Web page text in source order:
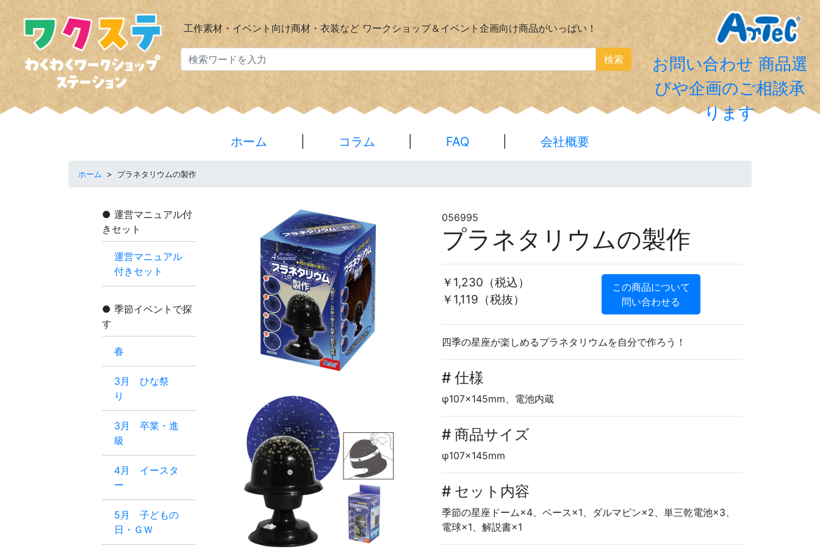
工作素材・イベント向け商材・衣装など ワークショップ＆イベント企画向け商品がいっぱい！
検索 お問い合わせ 商品選
びや企画のご相談承
ります
ホーム コラム FAQ 会社概要
ホーム > プラネタリウムの製作
運営マニュアル付
きセット
運営マニュアル
付きセット
季節イベントで探
す
春
3月 ひな祭
り
3月 卒業・進
級
4月 イースタ
ー
5月 子どもの
日・ＧＷ
056995
プラネタリウムの製作
￥1,230 （税込）
￥1,119（税抜）
この商品について
問い合わせる
四季の星座が楽しめるプラネタリウムを自分で作ろう！
# 仕様
φ107×145mm、電池内蔵
# 商品サイズ
φ107×145mm
# セット内容
季節の星座ドーム×4、ベース×1、ダルマピン×2、単三乾電池×3、
電球×1、解説書×1